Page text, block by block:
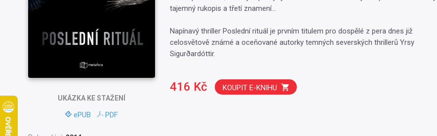
UKÁZKAKE STAŽENÍ
ePUB PDF
tajemný rukopis a třetí znamení…
Napínavý thriller Poslední rituál je prvním titulem pro dospělé z pera dnes již
celosvětově známé a oceňované autorky temných severských thrillerů Yrsy
Sigurðardóttir.
416 Kč KOUPIT E-KNIHU